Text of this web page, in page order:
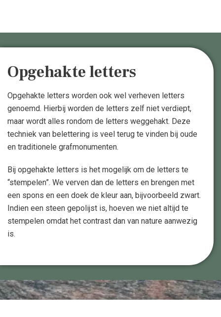
Opgehakte letters
Opgehakte letters worden ook wel verheven letters
genoemd. Hierbij worden de letters zelf niet verdiept,
maar wordt alles rondom de letters weggehakt. Deze
techniek van belettering is veel terug te vinden bij oude
en traditionele grafmonumenten.
Bij opgehakte letters is het mogelijk om de letters te
“stempelen”. We verven dan de letters en brengen met
een spons en een doek de kleur aan, bijvoorbeeld zwart.
Indien een steen gepolijst is, hoeven we niet altijd te
stempelen omdat het contrast dan van nature aanwezig
is.